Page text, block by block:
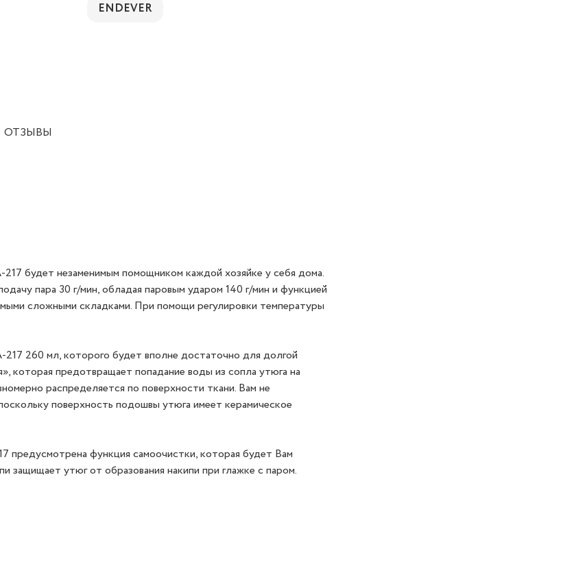
ENDEVER
ОТЗЫВЫ
будет незаменимым помощником каждой хозяйке у себя дома.
пара 30 г/мин, обладая паровым ударом 140 г/мин и функцией
сложными складками. При помощи регулировки температуры
260 мл, которого будет вполне достаточно для долгой
которая предотвращает попадание воды из сопла утюга на
распределяется по поверхности ткани. Вам не
поверхность подошвы утюга имеет керамическое
предусмотрена функция самоочистки, которая будет Вам
защищает утюг от образования накипи при глажке с паром.